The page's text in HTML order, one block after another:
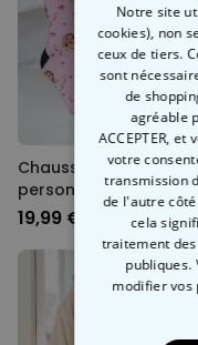
Chaussettes
personnalisées Amour
avec votre visage
19,99 €
Notre site
cookies), non
ceux de tiers.
sont
de
agréable
ACCEPTER,
votre
transmission
de l'autre
cela
traitement
publiques.
modifier vos